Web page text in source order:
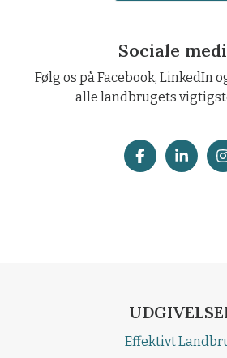
Sociale
Følg os på Facebook, LinkedIn
alle landbrugets
Effektivt